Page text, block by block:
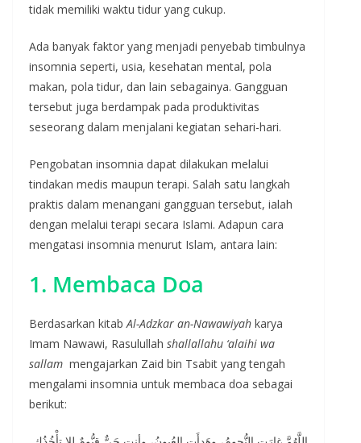
tidak memiliki waktu tidur yang cukup.
Ada banyak faktor yang menjadi penyebab timbulnya
insomnia seperti, usia, kesehatan mental, pola
makan, pola tidur, dan lain sebagainya. Gangguan
tersebut juga berdampak pada produktivitas
seseorang dalam menjalani kegiatan sehari-hari.
Pengobatan insomnia dapat dilakukan melalui
tindakan medis maupun terapi. Salah satu langkah
praktis dalam menangani gangguan tersebut, ialah
dengan melalui terapi secara Islami. Adapun cara
mengatasi insomnia menurut Islam, antara lain:
1. Membaca Doa
Berdasarkan kitab Al-Adzkar an-Nawawiyah karya
Imam Nawawi, Rasulullah shallallahu ‘alaihi wa
sallam mengajarkan Zaid bin Tsabit yang tengah
mengalami insomnia untuk membaca doa sebagai
berikut: